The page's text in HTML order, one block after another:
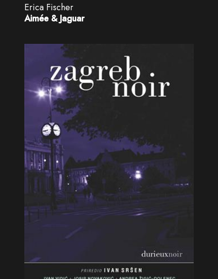
Erica Fischer
Aimée & Jaguar